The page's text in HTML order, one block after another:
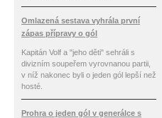
Omlazená sestava vyhrála první
zápas přípravy o gól
Kapitán Volf a "jeho děti" sehráli s
divizním soupeřem vyrovnanou partii,
v níž nakonec byli o jeden gól lepší než
hosté.
Prohra o jeden gól v generálce s